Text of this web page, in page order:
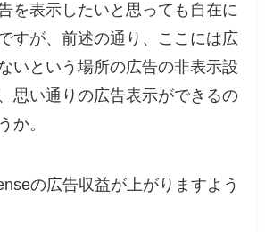
を表示したいと思っても自在に
すが、前述の通り、ここには広
いという場所の広告の非表示設
思い通りの広告表示ができるの
か。
の広告収益が上がりますよう